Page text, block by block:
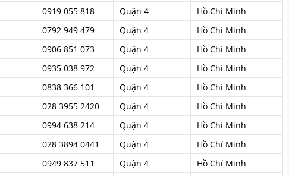
0919 055 818 Quận 4
Hồ Chí Minh
0792 949 479 Quận 4
Hồ Chí Minh
0906 851 073 Quận 4
Hồ Chí Minh
0935 038 972 Quận 4
Hồ Chí Minh
0838 366 101 Quận 4
Hồ Chí Minh
028 3955 2420 Quận 4
Hồ Chí Minh
0994 638 214 Quận 4
Hồ Chí Minh
028 3894 0441 Quận 4
Hồ Chí Minh
0949 837 511 Quận 4
Hồ Chí Minh